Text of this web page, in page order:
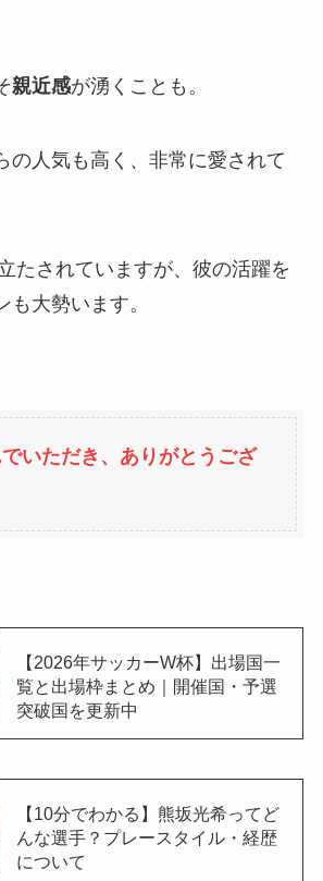
親近感が湧くことも。
の人気も高く、非常に愛されて
たされていますが、彼の活躍を
大勢います。
いただき、ありがとうござ
【2026年サッカーW杯】出場国一
覧と出場枠まとめ｜開催国・予選
突破国を更新中
【10分でわかる】熊坂光希ってど
んな選手？プレースタイル・経歴
について